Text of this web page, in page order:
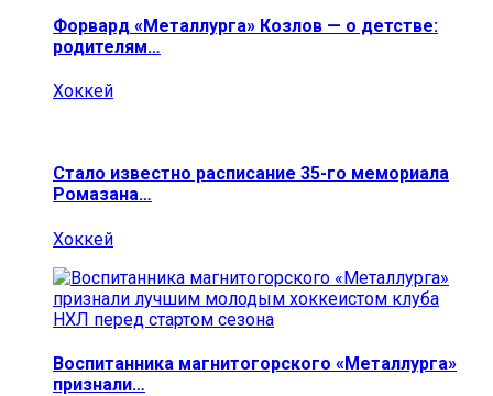
Форвард «Металлурга» Козлов — о детстве:
родителям…
Хоккей
Стало известно расписание 35-го мемориала
Ромазана…
Хоккей
Воспитанника магнитогорского «Металлурга»
признали…